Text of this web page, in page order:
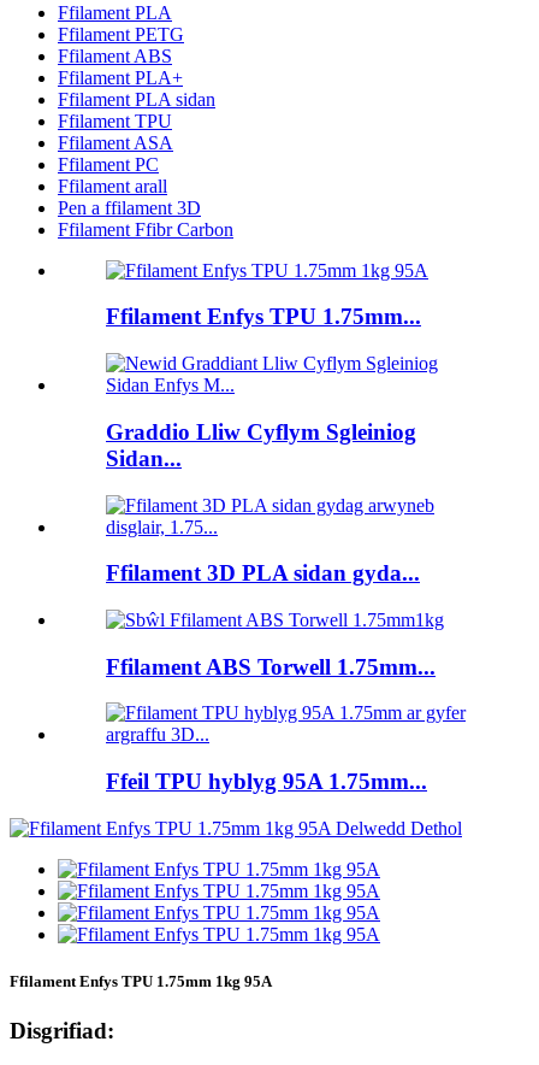
Ffilament PLA
Ffilament PETG
Ffilament ABS
Ffilament PLA+
Ffilament PLA sidan
Ffilament TPU
Ffilament ASA
Ffilament PC
Ffilament arall
Pen a ffilament 3D
Ffilament Ffibr Carbon
Ffilament Enfys TPU 1.75mm...
Graddio Lliw Cyflym Sgleiniog
Sidan...
Ffilament 3D PLA sidan gyda...
Ffilament ABS Torwell 1.75mm...
Ffeil TPU hyblyg 95A 1.75mm...
Ffilament Enfys TPU 1.75mm 1kg 95A
Disgrifiad: